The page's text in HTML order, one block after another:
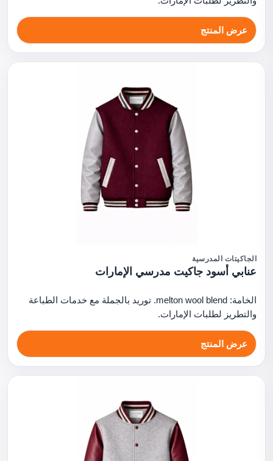
عرض المنتج
الجاكيتات المدرسية
عنابي أسود جاكيت مدرسي الإمارات
الخامة: melton wool blend. توريد بالجملة مع خدمات الطباعة
والتطريز لطلبات الإمارات.
عرض المنتج